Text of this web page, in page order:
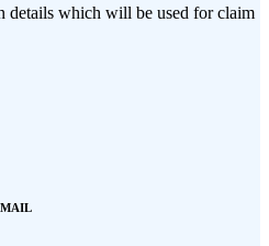
details which will be used for claim